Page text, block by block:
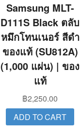
Samsung MLT-
D111S Black ตลับ
หมึกโทนเนอร์ สีดำ
ของแท้ (SU812A)
(1,000 แผ่น) | ของ
แท้
฿2,250.00
ADD TO CART